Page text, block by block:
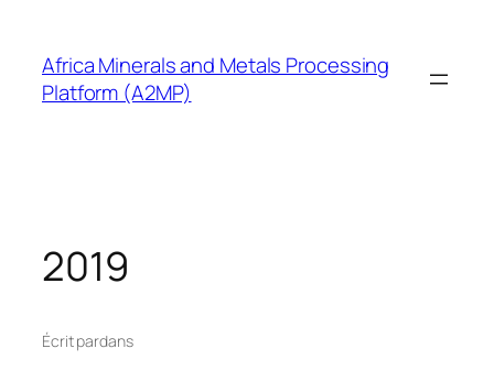
contenu
Africa Minerals and Metals Processing
Platform (A2MP)
2019
Écrit pardans